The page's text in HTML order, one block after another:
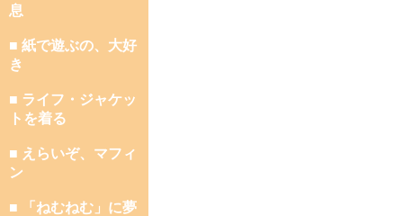
息
■ 紙で遊ぶの、大好
き
■ ライフ・ジャケッ
トを着る
■ えらいぞ、マフィ
ン
■ 「ねむねむ」に夢